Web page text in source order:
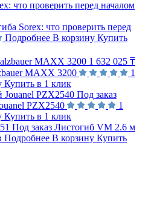
Sorex: что проверить перед
Подробнее В корзину Купить
1 632 025 ₸
MAXX 3200
1
Купить в 1 клик
Под заказ
PZX2540
1
Купить в 1 клик
Под заказ Листогиб VM 2.6 м
Подробнее В корзину Купить